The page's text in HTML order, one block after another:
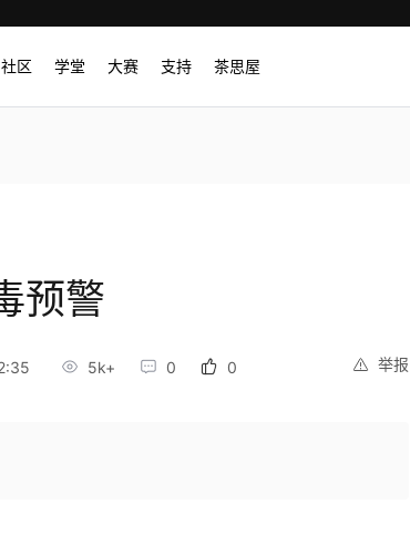
社区 学堂 大赛 支持 茶思屋
预警
举报
5k+ 0 0